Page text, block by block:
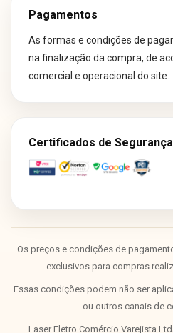
Pagamentos
As formas e condições de
na finalização da compra, de
comercial e operacional do site.
Certificados de Segurança
Os preços e condições de
exclusivos para compras
Essas condições podem não ser
ou outros canais de
Laser Eletro Comércio Varejista